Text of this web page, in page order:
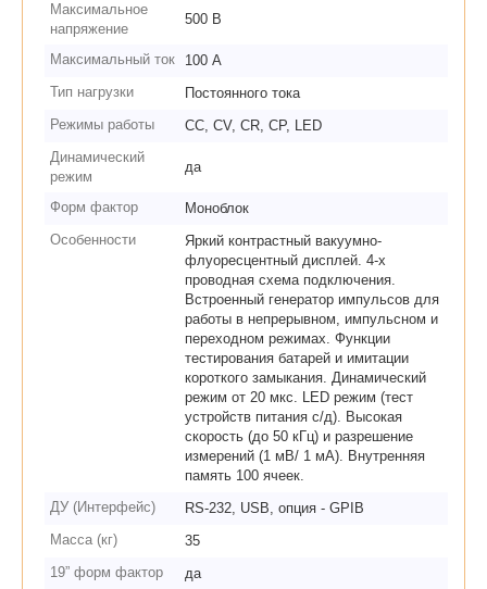
Максимальное
напряжение
500 В
Максимальный ток
100 А
Тип нагрузки
Постоянного тока
Режимы работы
CC, CV, CR, CP, LED
Динамический
режим
да
Форм фактор
Моноблок
Особенности
Яркий контрастный вакуумно-
флуоресцентный дисплей. 4-х
проводная схема подключения.
Встроенный генератор импульсов для
работы в непрерывном, импульсном и
переходном режимах. Функции
тестирования батарей и имитации
короткого замыкания. Динамический
режим от 20 мкс. LED режим (тест
устройств питания с/д). Высокая
скорость (до 50 кГц) и разрешение
измерений (1 мВ/ 1 мА). Внутренняя
память 100 ячеек.
ДУ (Интерфейс)
RS-232, USB, опция - GPIB
Масса (кг)
35
19” форм фактор
да